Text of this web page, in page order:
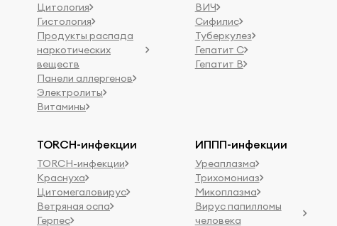
Цитология
Гистология
Продукты распада
наркотических
веществ
Панели аллергенов
Электролиты
Витамины
ВИЧ
Сифилис
Туберкулез
Гепатит C
Гепатит B
TORCH-инфекции
TORCH-инфекции
Краснуха
Цитомегаловирус
Ветряная оспа
Герпес
ИППП-инфекции
Уреаплазма
Трихомониаз
Микоплазма
Вирус папилломы
человека